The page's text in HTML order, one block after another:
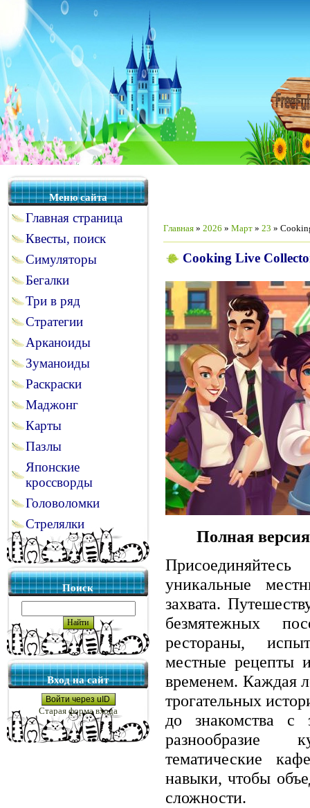
Меню сайта
Главная страница
Квесты, поиск
Симуляторы
Бегалки
Три в ряд
Стратегии
Арканоиды
Зуманоиды
Раскраски
Маджонг
Карты
Пазлы
Японские
кроссворды
Головоломки
Стрелялки
Поиск
Вход на сайт
Войти через uID
Старая форма входа
Главная » 2026 » Март » 23 »
Cooking Live
Полная
уникальные
захвата.
безмятежных
рестораны,
местные рецепты
временем. Каждая
трогательных
до знакомства с
разнообразие
тематические
навыки, чтобы
сложности.